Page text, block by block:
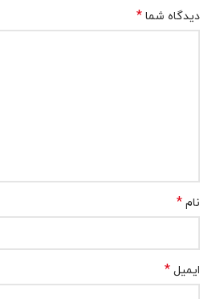
دیدگاه شما *
نام *
ایمیل *